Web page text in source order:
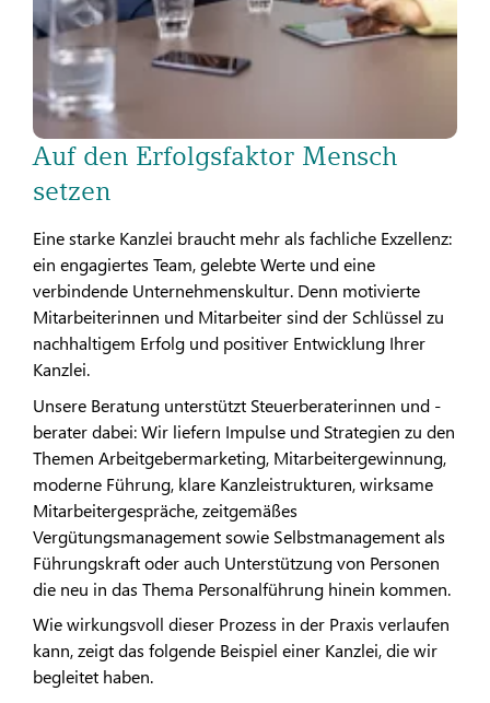
Auf den Erfolgsfaktor Mensch
setzen
Eine starke Kanzlei braucht mehr als fachliche Exzellenz:
ein engagiertes Team, gelebte Werte und eine
verbindende Unternehmenskultur. Denn motivierte
Mitarbeiterinnen und Mitarbeiter sind der Schlüssel zu
nachhaltigem Erfolg und positiver Entwicklung Ihrer
Kanzlei.
Unsere Beratung unterstützt Steuerberaterinnen und -
berater dabei: Wir liefern Impulse und Strategien zu den
Themen Arbeitgebermarketing, Mitarbeitergewinnung,
moderne Führung, klare Kanzleistrukturen, wirksame
Mitarbeitergespräche, zeitgemäßes
Vergütungsmanagement sowie Selbstmanagement als
Führungskraft oder auch Unterstützung von Personen
die neu in das Thema Personalführung hinein kommen.
Wie wirkungsvoll dieser Prozess in der Praxis verlaufen
kann, zeigt das folgende Beispiel einer Kanzlei, die wir
begleitet haben.